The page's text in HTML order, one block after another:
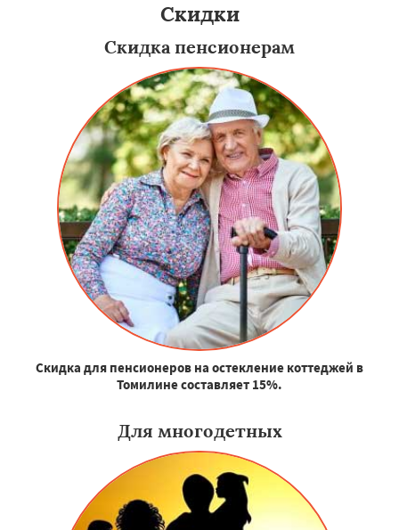
Скидки
Скидка пенсионерам
Скидка для пенсионеров на остекление коттеджей в
Томилине составляет 15%.
Для многодетных